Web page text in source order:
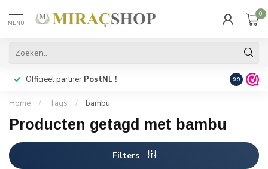
MENU
0
Officieel partner PostNL ! Snelle
9.9
Home / Tags / bambu
Producten getagd met bambu
Filters